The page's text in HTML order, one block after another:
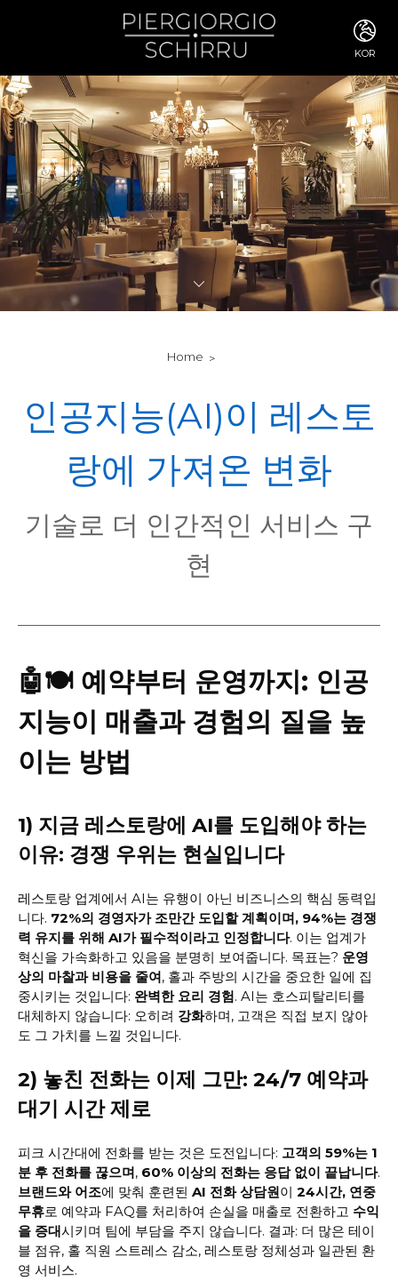
KOR
ITA
ENG
FRA
DEU
ESP
RUS
CHI
JPN
SVE
POR
ARA
DUT
KOR
Home
인공지능(AI)이 레스토
랑에 가져온 변화
기술로 더 인간적인 서비스 구
현
🤖🍽️ 예약부터 운영까지: 인공
지능이 매출과 경험의 질을 높
이는 방법
1) 지금 레스토랑에 AI를 도입해야 하는
이유: 경쟁 우위는 현실입니다
레스토랑 업계에서 AI는 유행이 아닌 비즈니스의 핵심 동력입
니다. 72%의 경영자가 조만간 도입할 계획이며, 94%는 경쟁
력 유지를 위해 AI가 필수적이라고 인정합니다. 이는 업계가
혁신을 가속화하고 있음을 분명히 보여줍니다. 목표는? 운영
상의 마찰과 비용을 줄여, 홀과 주방의 시간을 중요한 일에 집
중시키는 것입니다: 완벽한 요리 경험. AI는 호스피탈리티를
대체하지 않습니다: 오히려 강화하며, 고객은 직접 보지 않아
도 그 가치를 느낄 것입니다.
2) 놓친 전화는 이제 그만: 24/7 예약과
대기 시간 제로
피크 시간대에 전화를 받는 것은 도전입니다: 고객의 59%는 1
분 후 전화를 끊으며, 60% 이상의 전화는 응답 없이 끝납니다.
브랜드와 어조에 맞춰 훈련된 AI 전화 상담원이 24시간, 연중
무휴로 예약과 FAQ를 처리하여 손실을 매출로 전환하고 수익
을 증대시키며 팀에 부담을 주지 않습니다. 결과: 더 많은 테이
블 점유, 홀 직원 스트레스 감소, 레스토랑 정체성과 일관된 환
영 서비스.